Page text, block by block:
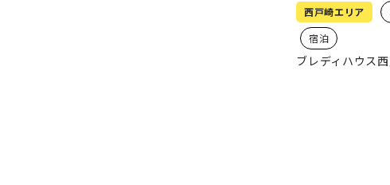
西戸崎エリア
宿泊
ブレディハウス